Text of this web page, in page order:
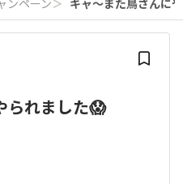
検索
ンペーン＞ キャ〜また鳥さんに
られました😱